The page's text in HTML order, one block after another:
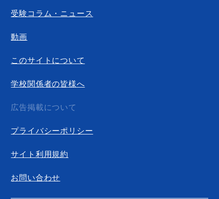
受験コラム・ニュース
動画
このサイトについて
学校関係者の皆様へ
広告掲載について
プライバシーポリシー
サイト利用規約
お問い合わせ